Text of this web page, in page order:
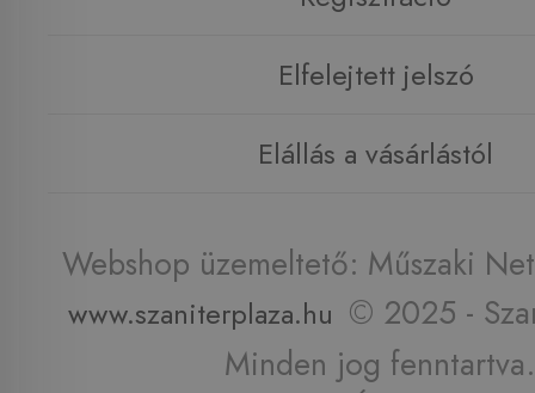
Elfelejtett jelszó
Elállás a vásárlástól
Webshop üzemeltető: Műszaki
www.szaniterplaza.hu © 2025 -
Minden jog fenntartva.